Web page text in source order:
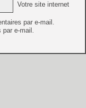
Votre site internet
par e-mail.
par e-mail.